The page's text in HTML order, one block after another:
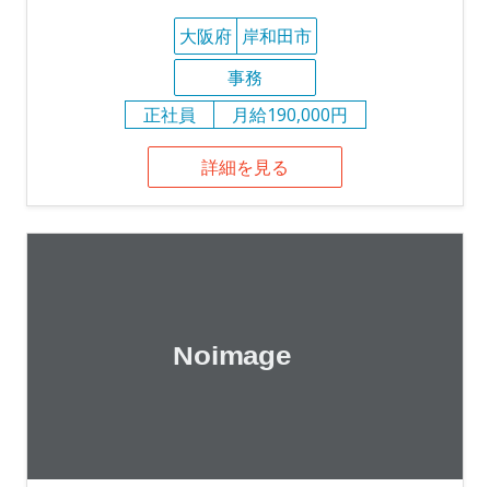
大阪府 岸和田市
事務
正社員
月給190,000円
詳細を見る